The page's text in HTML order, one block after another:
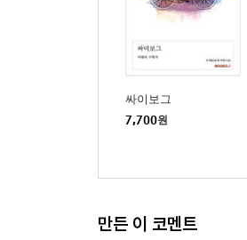
싸이보그
7,700원
만든 이 코멘트